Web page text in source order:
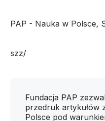
PAP - Nauka w Polsce,
szz/
Fundacja PAP
przedruk artykułów
Polsce pod